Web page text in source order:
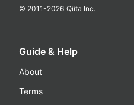
© 2011-2026 Qiita Inc.
Guide & Help
About
Terms